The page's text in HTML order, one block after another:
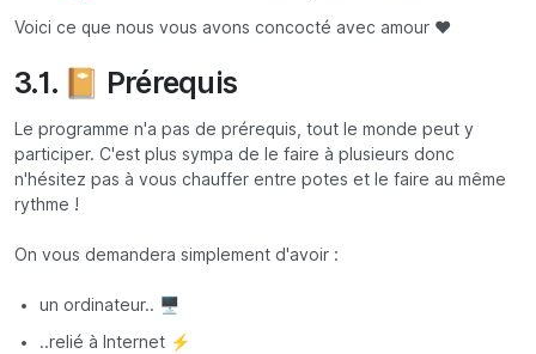
Voici ce que nous vous avons concocté avec amour ❤️
3.1. 📔 Prérequis
Le programme n'a pas de prérequis, tout le monde peut y
participer. C'est plus sympa de le faire à plusieurs donc
n'hésitez pas à vous chauffer entre potes et le faire au même
rythme !
On vous demandera simplement d'avoir :
un ordinateur.. 🖥️
..relié à Internet ⚡